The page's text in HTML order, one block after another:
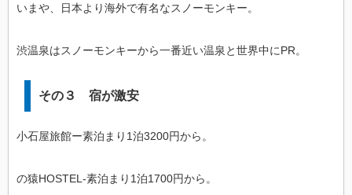
いまや、日本より海外で有名なスノーモンキー。
渋温泉はスノーモンキーから一番近い温泉と世界中にPR。
その３ 宿が激安
小石屋旅館ー素泊まり1泊3200円から。
の猿HOSTEL-素泊まり1泊1700円から。